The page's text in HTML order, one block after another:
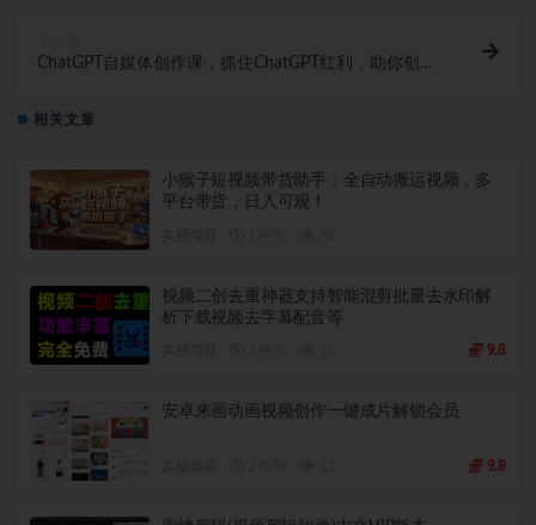
ChatGPT自媒体创作课，抓住ChatGPT红利，助你创作
相关文章
小猴子短视频带货助手：全自动搬运视频，多
平台带货，日入可观！
视频二创去重神器支持智能混剪批量去水印解
析下载视频去字幕配音等
9.8
安卓来画动画视频创作一键成片解锁会员
9.8